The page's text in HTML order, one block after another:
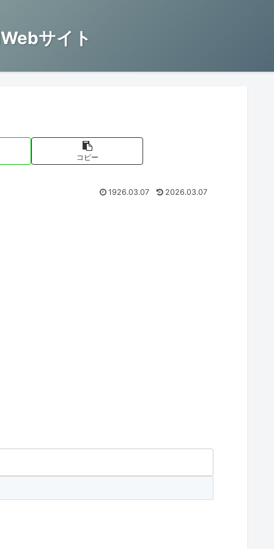
サイト
コピー
1926.03.07 2026.03.07